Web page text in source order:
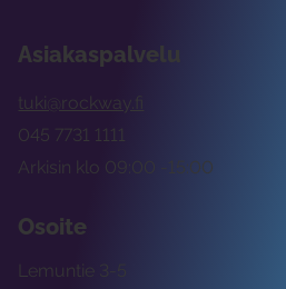
Asiakaspalvelu
tuki@rockway.fi
Arkisin klo 09:00 -15:00
045 7731 1111
Osoite
Lemuntie 3-5